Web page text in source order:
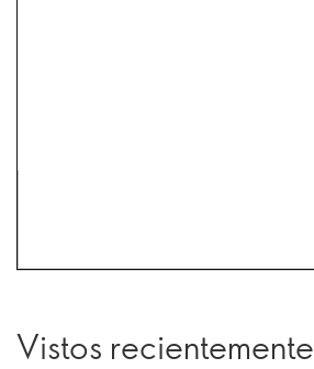
Vistos recientemente